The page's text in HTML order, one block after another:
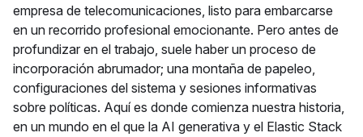
empresa de telecomunicaciones, listo para embarcarse
en un recorrido profesional emocionante. Pero antes de
profundizar en el trabajo, suele haber un proceso de
incorporación abrumador; una montaña de papeleo,
configuraciones del sistema y sesiones informativas
sobre políticas. Aquí es donde comienza nuestra historia,
en un mundo en el que la AI generativa y el Elastic Stack